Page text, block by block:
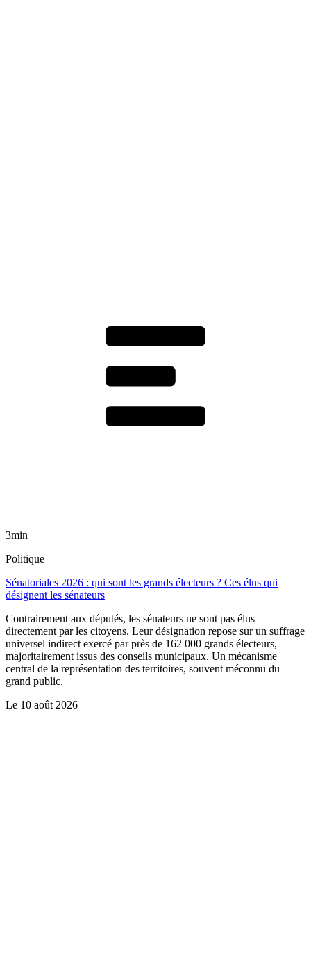
3min
Politique
Sénatoriales 2026 : qui sont les grands électeurs ? Ces élus qui
désignent les sénateurs
Contrairement aux députés, les sénateurs ne sont pas élus
directement par les citoyens. Leur désignation repose sur un suffrage
universel indirect exercé par près de 162 000 grands électeurs,
majoritairement issus des conseils municipaux. Un mécanisme
central de la représentation des territoires, souvent méconnu du
grand public.
Le 10 août 2026